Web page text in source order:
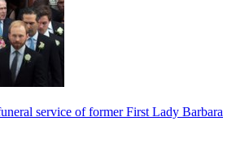
service of former First Lady Barbara